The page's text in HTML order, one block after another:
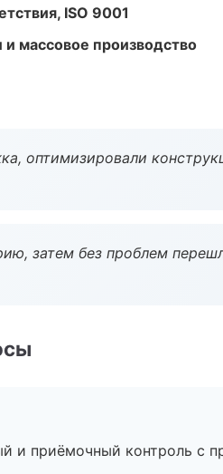
ISO 9001
массовое производство
оптимизировали
затем без проблем
и приёмочный контроль с